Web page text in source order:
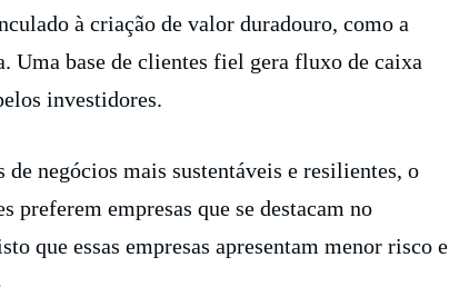
à criação de valor duradouro, como a
Uma base de clientes fiel gera fluxo de caixa
investidores.
de negócios mais sustentáveis e resilientes, o
preferem empresas que se destacam no
que essas empresas apresentam menor risco e